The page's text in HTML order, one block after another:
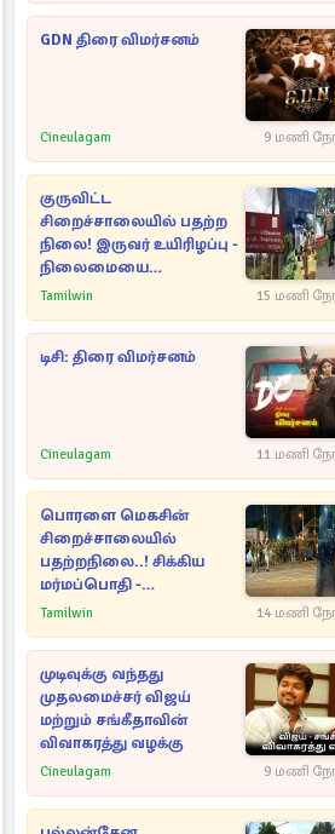
GDN திரை விமர்சனம்
Cineulagam 9 மணி
குருவிட்ட
சிறைச்சாலையில் பதற்ற
நிலை! இருவர் உயிரிழப்பு -
நிலைமையை
கட்டுப்படுத்த பொலிஸார்
Tamilwin 15 மணி
டிசி: திரை விமர்சனம்
Cineulagam 11 மணி
பொரளை மெகசின்
சிறைச்சாலையில்
பதற்றநிலை..! சிக்கிய
மர்மப்பொதி -
பின்னணியில் வெளியான
Tamilwin 14 மணி
முடிவுக்கு வந்தது
முதலமைச்சர் விஜய்
மற்றும் சங்கீதாவின்
விவாகரத்து வழக்கு
Cineulagam 9 மணி